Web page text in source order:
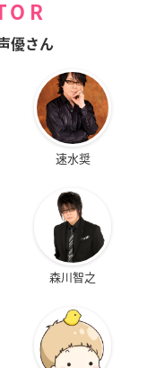
優さん
速水奨
森川智之